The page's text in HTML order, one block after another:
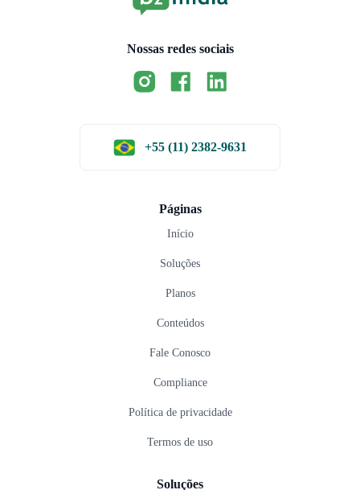
Nossas redes sociais
Páginas
Início
Soluções
Planos
Conteúdos
Fale Conosco
Compliance
Política de privacidade
Termos de uso
Soluções
+55 (11) 2382-9631